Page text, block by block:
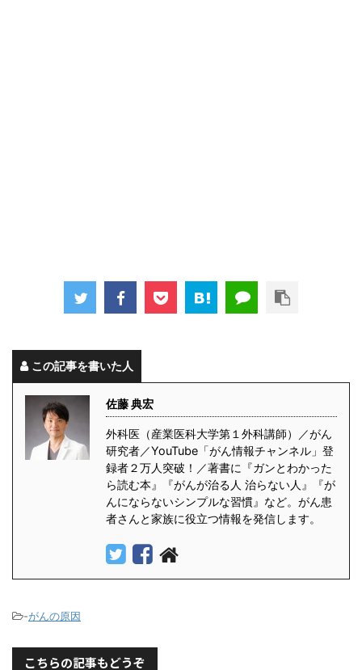
この記事を書いた人
佐藤 典宏
外科医（産業医科大学第１外科講師）／がん
研究者／YouTube「がん情報チャンネル」登
録者２万人突破！／著書に『ガンとわかった
ら読む本』『がんが治る人 治らない人』『が
んにならないシンプルな習慣』など。がん患
者さんと家族に役立つ情報を発信します。
-がんの原因
こちらの記事もどうぞ